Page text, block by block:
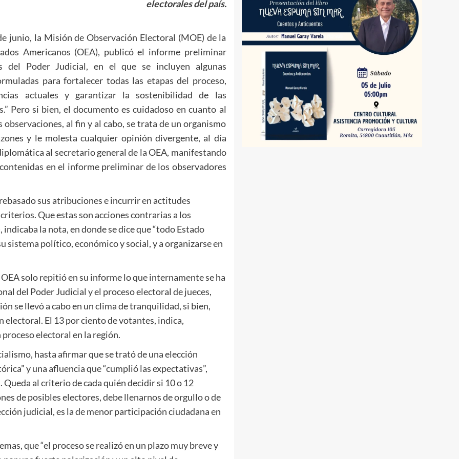
electorales del país.
junio, la Misión de Observación Electoral (MOE) de la
Americanos (OEA), publicó el informe preliminar
del Poder Judicial, en el que se incluyen algunas
para fortalecer todas las etapas del proceso,
actuales y garantizar la sostenibilidad de las
Pero si bien, el documento es cuidadoso en cuanto al
al fin y al cabo, se trata de un organismo
y le molesta cualquier opinión divergente, al día
al secretario general de la OEA, manifestando
en el informe preliminar de los observadores
sus atribuciones e incurrir en actitudes
Que estas son acciones contrarias a los
la nota, en donde se dice que “todo Estado
sistema político, económico y social, y a organizarse en
solo repitió en su informe lo que internamente se ha
del Poder Judicial y el proceso electoral de jueces,
se llevó a cabo en un clima de tranquilidad, si bien,
El 13 por ciento de votantes, indica,
electoral en la región.
hasta afirmar que se trató de una elección
y una afluencia que “cumplió las expectativas”,
al criterio de cada quién decidir si 10 o 12
de posibles electores, debe llenarnos de orgullo o de
judicial, es la de menor participación ciudadana en
que “el proceso se realizó en un plazo muy breve y